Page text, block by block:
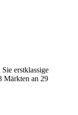
erstklassige
Märkten an 29